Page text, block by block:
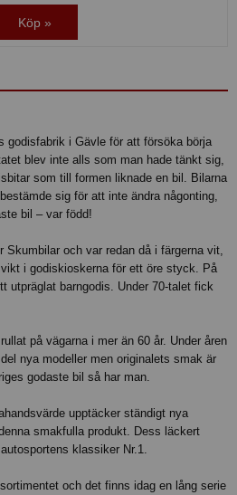
Köp »
godisfabrik i Gävle för att försöka börja
blev inte alls som man hade tänkt sig,
som till formen liknade en bil. Bilarna
sig för att inte ändra någonting,
bil – var född!
Skumbilar och var redan då i färgerna vit,
i godiskioskerna för ett öre styck. På
utpräglat barngodis. Under 70-talet fick
på vägarna i mer än 60 år. Under åren
nya modeller men originalets smak är
godaste bil så har man.
upptäcker ständigt nya
smakfulla produkt. Dess läckert
klassiker Nr.1.
och det finns idag en lång serie